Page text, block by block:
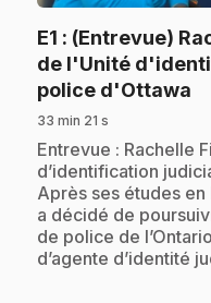
E1 : (Entrevue)
de l'Unité
police d'Ottawa
33 min 21 s
.Entrevue : Rachelle
d’identification
Après ses études
a décidé de
de police de
d’agente d’identité